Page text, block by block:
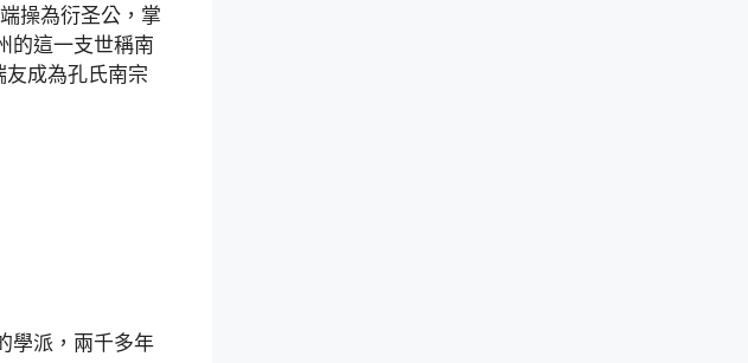
操為衍圣公，掌
的這一支世稱南
友成為孔氏南宗
學派，兩千多年